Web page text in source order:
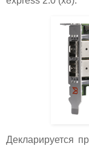
Декларируется